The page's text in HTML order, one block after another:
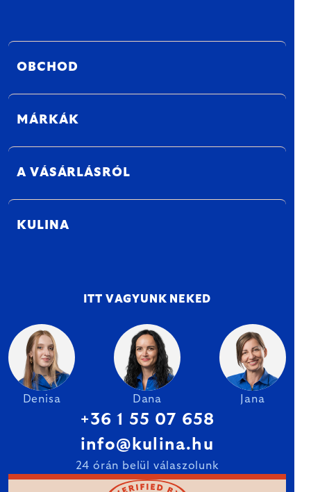
OBCHOD
MÁRKÁK
A VÁSÁRLÁSRÓL
KULINA
ITT VAGYUNK NEKED
Denisa Dana Jana
+36 1 55 07 658
info@kulina.hu
24 órán belül válaszolunk